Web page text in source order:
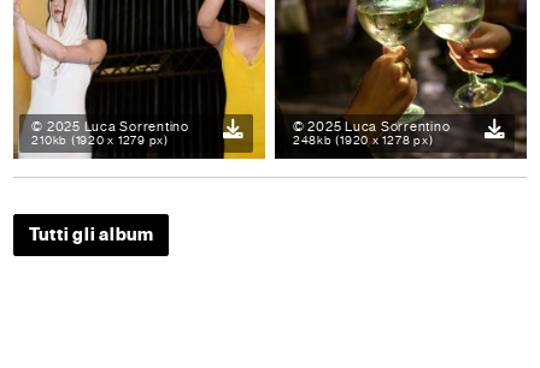
© 2025 Luca Sorrentino
210kb (1920 x 1279 px)
© 2025 Luca Sorrentino
248kb (1920 x 1278 px)
Tutti gli album